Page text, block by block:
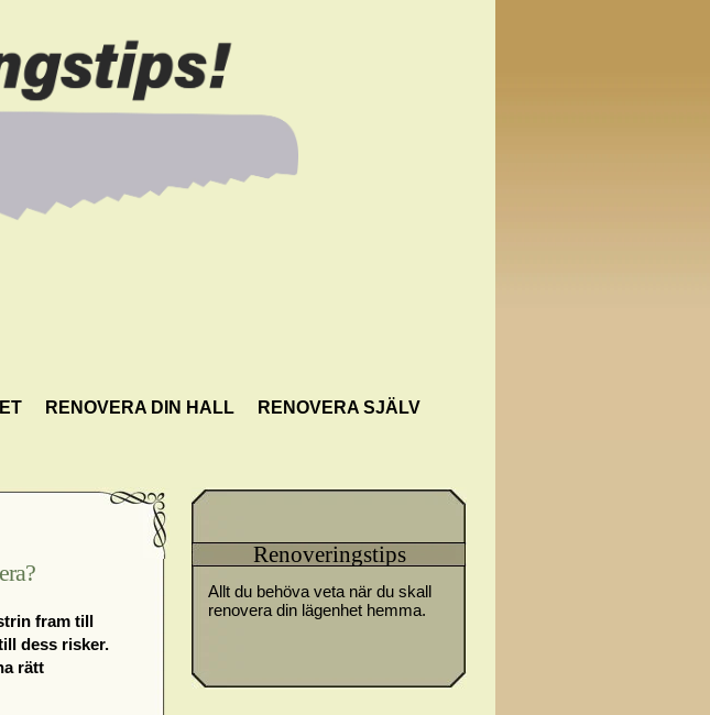
RENOVERA DIN HALL
RENOVERA SJÄLV
fram till
dess risker.
rätt
Renoveringstips
Allt du behöva veta när du skall
renovera din lägenhet hemma.